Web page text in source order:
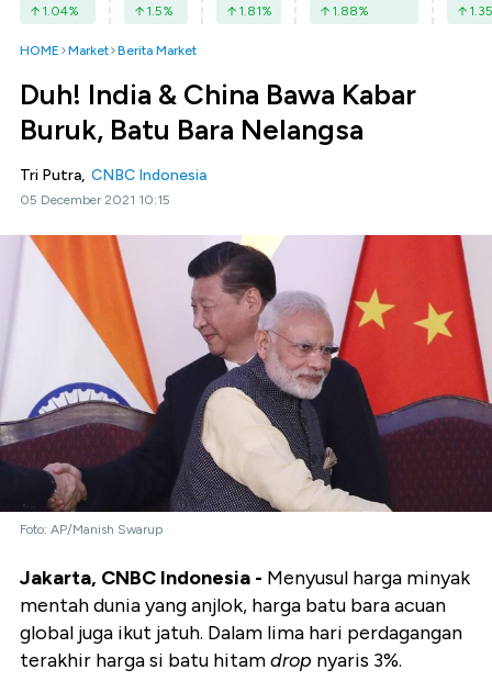
1.04% 1.5% 1.81% 1.88% 1.35
HOME Market Berita Market
Duh! India & China Bawa Kabar
Buruk, Batu Bara Nelangsa
Tri Putra, CNBC Indonesia
05 December 2021 10:15
Foto: AP/Manish Swarup
Jakarta, CNBC Indonesia - Menyusul harga minyak
mentah dunia yang anjlok, harga batu bara acuan
global juga ikut jatuh. Dalam lima hari perdagangan
terakhir harga si batu hitamdrop nyaris 3%.